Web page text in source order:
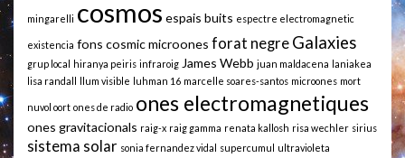
mingarelli cosmos espais buits espectre electromagnetic
existencia fons cosmic microones forat negre Galaxies
grup local hiranya peiris infraroig James Webb juan maldacena laniakea
lisa randall
llum visible luhman 16 marcelle soares-santos microones mort
nuvol oort ones de radio ones electromagnetiques
ones gravitacionals raig-x raig gamma renata kallosh risa wechler sirius
sistema solar sonia fernandez vidal supercumul ultravioleta